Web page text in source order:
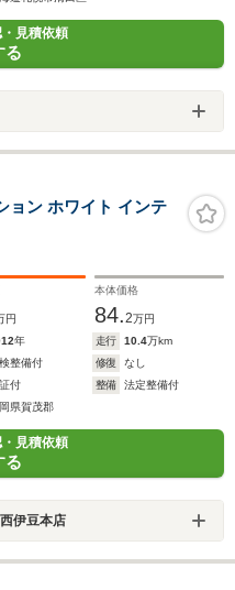
見積依頼
る
ン ホワイト インテ
円
本体価格
84.2万円
年 走行 10.4万km
整備付 修復
なし
付 整備
法定整備付
県賀茂郡
見積依頼
る
伊豆本店